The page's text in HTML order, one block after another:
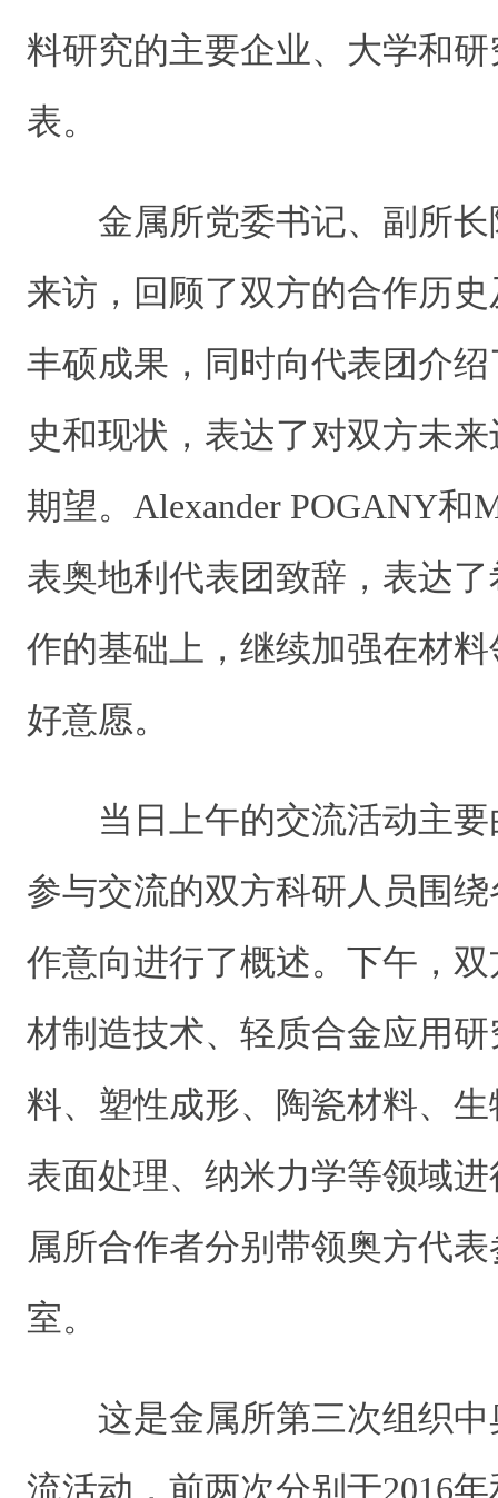
料研究的主要企业、大学和
表。
金属所党委书记、副所长
来访，回顾了双方的合作历
丰硕成果，同时向代表团介
史和现状，表达了对双方未
期望。Alexander POGANY和
表奥地利代表团致辞，表达
作的基础上，继续加强在材
好意愿。
当日上午的交流活动主
参与交流的双方科研人员围
作意向进行了概述。下午，
材制造技术、轻质合金应用
料、塑性成形、陶瓷材料、
表面处理、纳米力学等领域
属所合作者分别带领奥方代
室。
这是金属所第三次组织
流活动，前两次分别于2016